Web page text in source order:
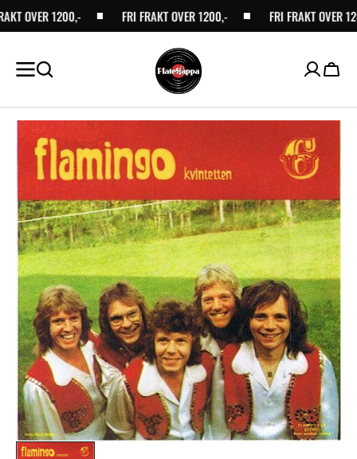
SKIP TO
CONTENT
OVER 1200,- FRI FRAKT OVER 1200,- FRI FRAKT OVER
Open
media
1
in
gallery
view